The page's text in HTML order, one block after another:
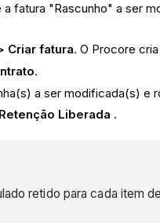
fatura "Rascunho" a ser
Criar fatura. O Procore
.
a ser modificada(s) e
Liberada .
retido para cada item